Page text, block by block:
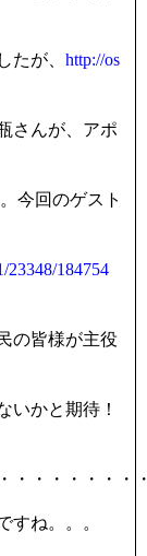
k
たが、 http://os
さんが、アポ
今回のゲスト
23348/184754
の皆様が主役
いかと期待！
・・・・・・・
すね。。。